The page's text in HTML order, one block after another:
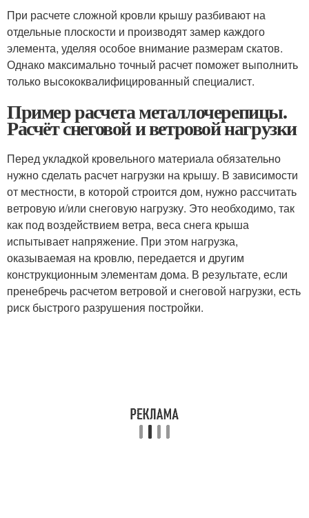
При расчете сложной кровли крышу разбивают на
отдельные плоскости и производят замер каждого
элемента, уделяя особое внимание размерам скатов.
Однако максимально точный расчет поможет выполнить
только высококвалифицированный специалист.
Пример расчета металлочерепицы.
Расчёт снеговой и ветровой нагрузки
Перед укладкой кровельного материала обязательно
нужно сделать расчет нагрузки на крышу. В зависимости
от местности, в которой строится дом, нужно рассчитать
ветровую и/или снеговую нагрузку. Это необходимо, так
как под воздействием ветра, веса снега крыша
испытывает напряжение. При этом нагрузка,
оказываемая на кровлю, передается и другим
конструкционным элементам дома. В результате, если
пренебречь расчетом ветровой и снеговой нагрузки, есть
риск быстрого разрушения постройки.